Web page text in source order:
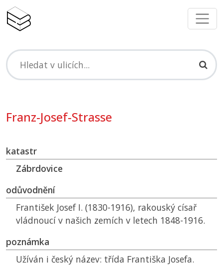
Franz-Josef-Strasse
katastr
Zábrdovice
odůvodnění
František Josef I. (1830-1916), rakouský císař
vládnoucí v našich zemích v letech 1848-1916.
poznámka
Užíván i český název: třída Františka Josefa.